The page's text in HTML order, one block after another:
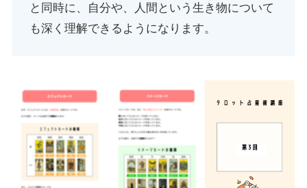
と同時に、自分や、人間という生き物について
も深く理解できるようになります。